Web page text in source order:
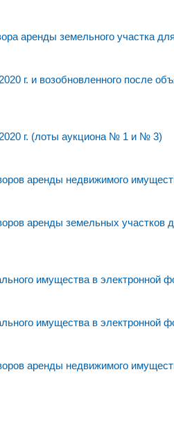
аренды земельного участка
г. и возобновленного после
г. (лоты аукциона № 1 и № 3)
аренды недвижимого
аренды земельных участков
имущества в электронной
имущества в электронной
аренды недвижимого